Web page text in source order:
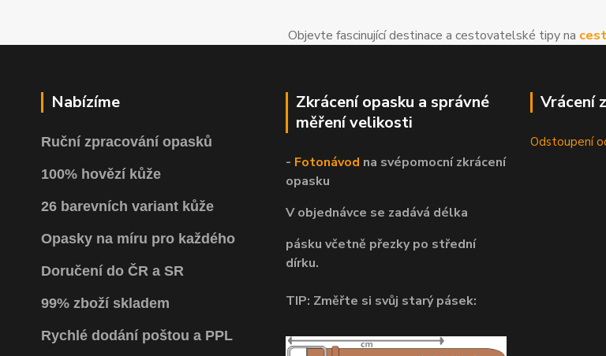
Objevte fascinující destinace a cestovatelské tipy na
Nabízíme
Ruční zpracování opasků
100% hovězí kůže
26 barevních variant kůže
Opasky na míru pro každého
Doručení do ČR a SR
99% zboží skladem
Rychlé dodání poštou a PPL
Zkrácení opasku a správné
měření velikosti
- Fotonávod na svépomocnízkrácení
opasku
V objednávce se zadává délka
pásku včetně přezky po střední
dírku.
TIP: Změřte si svůj starý pásek:
Vrácení
Odstoupení